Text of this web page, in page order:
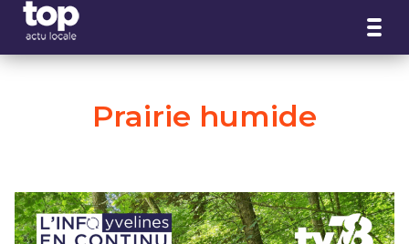
Prairie humide
Panneau de gestion des cookies